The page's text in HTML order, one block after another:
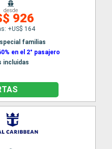
desde
926
+US$ 164
familias
en el 2° pasajero
incluidas